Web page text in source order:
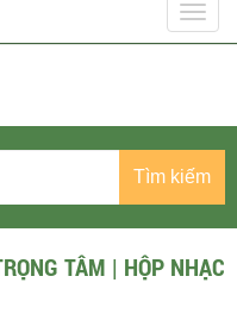
Tìm kiếm
TÂM | HỘP NHẠC